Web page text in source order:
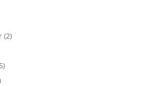
(2)